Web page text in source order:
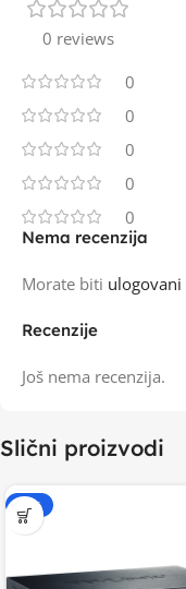
0 reviews
0
0
0
0
0
Recenzije
Još nema recenzija.
Nema recenzija
Morate biti ulogovani
Slični proizvodi
-15%